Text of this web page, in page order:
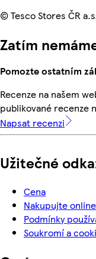
© Tesco Stores ČR
Zatím
Pomozte ostatním
Recenze na našem
publikované recenze
Napsat recenzi
Užitečné
Cena
Nakupujte
Podmínky
Soukromí a